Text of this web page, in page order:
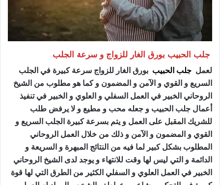
جلب الحبيب بورق الغار للزواج و سرعة الجلب
لعمل جلب الحبيب بورق الغار للزواج سرعة كبيرة في الجلب
السريع و القوي و الآمن و المضمون و كما هو مطلوب من الشيخ
الروحاني الخبير في العمل السفلي و العلوي و الخبير في تنفيذ
أعمال جلب الحبيب و جعله محب و مطيع و لا يرفض طلب
للشريك المقبل على العمل و يتم بسرعة كبيرة الجلب السريع و
القوي و المضمون و الآمن و ذلك من خلال العمل الروحاني
المطلوب بشكل كبير لما فيه من النتائج المبهرة و السريعة و
الدائمة و التي ليس لها وقت للانتهاء و يوجد لدى الشيخ الروحاني
الخبير في العمل العلوي و السفلي الكثير من الطرق التي لها قوة